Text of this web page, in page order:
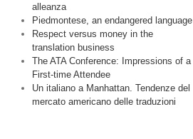
alleanza
Piedmontese, an endangered language
Respect versus money in the
translation business
The ATA Conference: Impressions of a
First-time Attendee
Un italiano a Manhattan. Tendenze del
mercato americano delle traduzioni